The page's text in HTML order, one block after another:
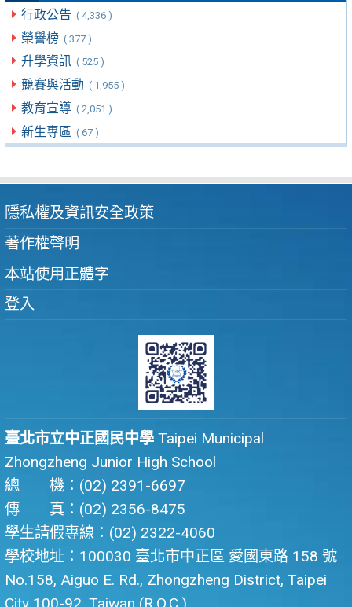
行政公告 ( 4,336 )
榮譽榜 ( 377 )
升學資訊 ( 525 )
競賽與活動 ( 1,955 )
教育宣導 ( 2,051 )
新生專區 ( 67 )
隱私權及資訊安全政策
著作權聲明
本站使用正體字
登入
臺北市立中正國民中學 Taipei Municipal
Zhongzheng Junior High School
總 機：(02) 2391-6697
傳 真：(02) 2356-8475
學生請假專線：(02) 2322-4060
學校地址：100030 臺北市中正區 愛國東路 158 號
No.158, Aiguo E. Rd., Zhongzheng District, Taipei
City 100-92, Taiwan (R.O.C.)